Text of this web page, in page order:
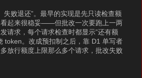
失败退还”。最早的实现是先只读检查额
看起来很稳妥——但批改一次要跑上一两
请求，每个请求检查时都显示”还有额
token。改成预扣制之后，靠 D1 单写者
放行额度上限那么多个请求，批改失败